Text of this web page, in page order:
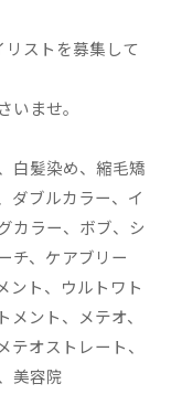
リストを募集して
ませ。
白髪染め、縮毛矯
ダブルカラー、イ
カラー、ボブ、シ
チ、ケアブリー
ント、ウルトワト
ント、メテオ、
オストレート、
美容院